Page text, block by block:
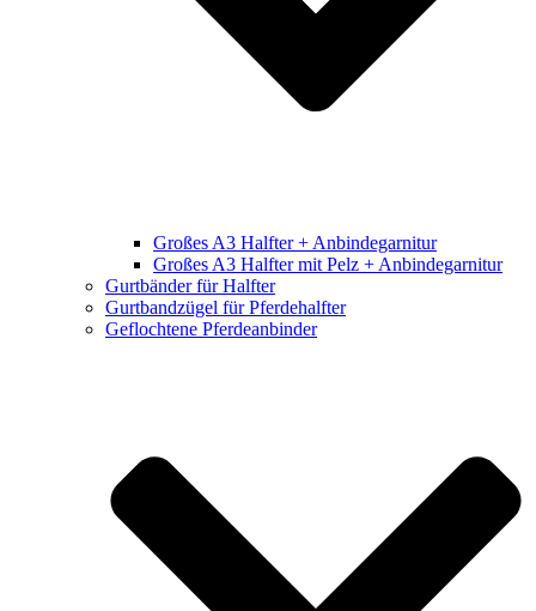
Großes A3 Halfter + Anbindegarnitur
Großes A3 Halfter mit Pelz + Anbindegarnitur
Gurtbänder für Halfter
Gurtbandzügel für Pferdehalfter
Geflochtene Pferdeanbinder